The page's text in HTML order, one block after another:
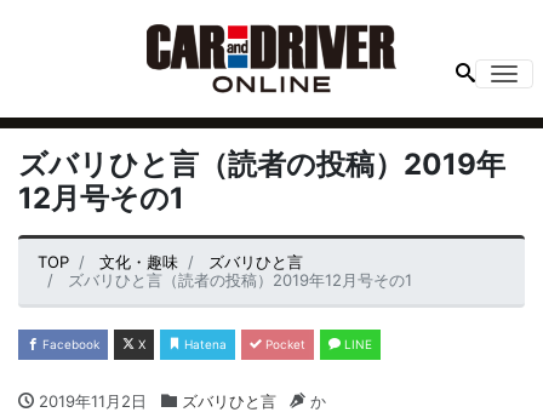
ズバリひと言（読者の投稿）2019年
12月号その1
TOP 文化・趣味
ズバリひと言
ズバリひと言（読者の投稿）2019年12月号その1
Facebook X Hatena Pocket LINE
2019年11月2日 ズバリひと言 か